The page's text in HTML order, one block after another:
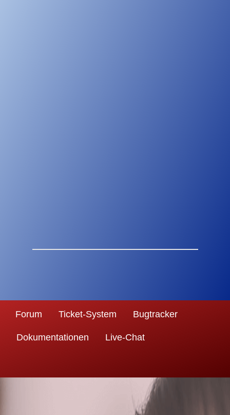
Forum Ticket-System Bugtracker
Dokumentationen Live-Chat